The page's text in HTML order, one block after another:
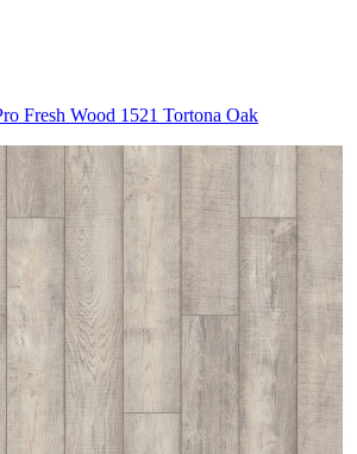
Fresh Wood 1521 Tortona Oak